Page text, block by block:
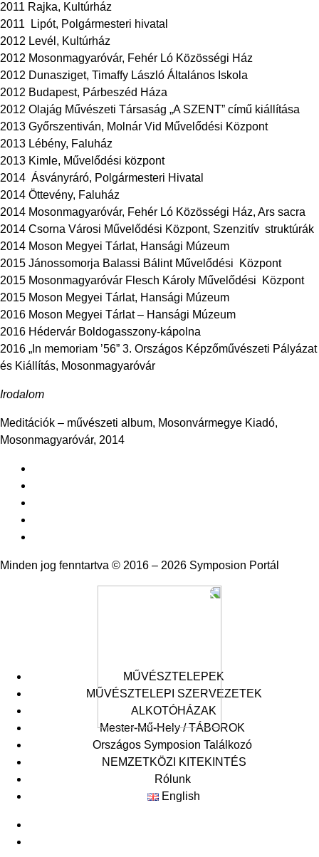
2011 Rajka, Kultúrház
2011 Lipót, Polgármesteri hivatal
2012 Levél, Kultúrház
2012 Mosonmagyaróvár, Fehér Ló Közösségi Ház
2012 Dunasziget, Timaffy László Általános Iskola
2012 Budapest, Párbeszéd Háza
2012 Olajág Művészeti Társaság „A SZENT” című kiállítása
2013 Győrszentiván, Molnár Vid Művelődési Központ
2013 Lébény, Faluház
2013 Kimle, Művelődési központ
2014 Ásványráró, Polgármesteri Hivatal
2014 Öttevény, Faluház
2014 Mosonmagyaróvár, Fehér Ló Közösségi Ház, Ars sacra
2014 Csorna Városi Művelődési Központ, Szenzitív struktúrák
2014 Moson Megyei Tárlat, Hansági Múzeum
2015 Jánossomorja Balassi Bálint Művelődési Központ
2015 Mosonmagyaróvár Flesch Károly Művelődési Központ
2015 Moson Megyei Tárlat, Hansági Múzeum
2016 Moson Megyei Tárlat – Hansági Múzeum
2016 Hédervár Boldogasszony-kápolna
2016 „In memoriam ’56” 3. Országos Képzőművészeti Pályázat
és Kiállítás, Mosonmagyaróvár
Irodalom
Meditációk – művészeti album, Mosonvármegye Kiadó,
Mosonmagyaróvár, 2014
Minden jog fenntartva © 2016 – 2026 Symposion Portál
MŰVÉSZTELEPEK
MŰVÉSZTELEPI SZERVEZETEK
ALKOTÓHÁZAK
Mester-Mű-Hely / TÁBOROK
Symposion Akadémia
Mester-Mű-Hely
Országos Symposion Találkozó
XXIX Országos Symposion Találkozó
XXVIII. Országos Symposion Találkozó
XXVII. Országos Symposion Találkozó
NEMZETKÖZI KITEKINTÉS
Rólunk
Archivum
English